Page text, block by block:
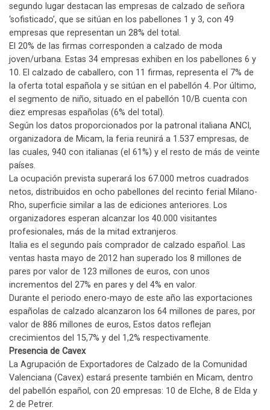
segundo lugar destacan las empresas de calzado de señora
‘sofisticado’, que se sitúan en los pabellones 1 y 3, con 49
empresas que representan un 28% del total.
El 20% de las firmas corresponden a calzado de moda
joven/urbana. Estas 34 empresas exhiben en los pabellones 6 y
10. El calzado de caballero, con 11 firmas, representa el 7% de
la oferta total española y se sitúan en el pabellón 4. Por último,
el segmento de niño, situado en el pabellón 10/B cuenta con
diez empresas españolas (6% del total).
Según los datos proporcionados por la patronal italiana ANCI,
organizadora de Micam, la feria reunirá a 1.537 empresas, de
las cuales, 940 con italianas (el 61%) y el resto de más de veinte
países.
La ocupación prevista superará los 67.000 metros cuadrados
netos, distribuidos en ocho pabellones del recinto ferial Milano-
Rho, superficie similar a las de ediciones anteriores. Los
organizadores esperan alcanzar los 40.000 visitantes
profesionales, más de la mitad extranjeros.
Italia es el segundo país comprador de calzado español. Las
ventas hasta mayo de 2012 han superado los 8 millones de
pares por valor de 123 millones de euros, con unos
incrementos del 27% en pares y del 4% en valor.
Durante el periodo enero-mayo de este año las exportaciones
españolas de calzado alcanzaron los 64 millones de pares, por
valor de 886 millones de euros, Estos datos reflejan
crecimientos del 15,7% y del 1,2% respectivamente.
Presencia de Cavex
La Agrupación de Exportadores de Calzado de la Comunidad
Valenciana (Cavex) estará presente también en Micam, dentro
del pabellón español, con 20 empresas: 10 de Elche, 8 de Elda y
2 de Petrer.